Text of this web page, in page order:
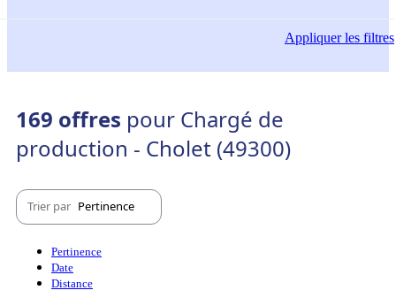
Appliquerles filtres
169 offres pour Chargé de
production - Cholet (49300)
Trier par Pertinence
Pertinence
Date
Distance